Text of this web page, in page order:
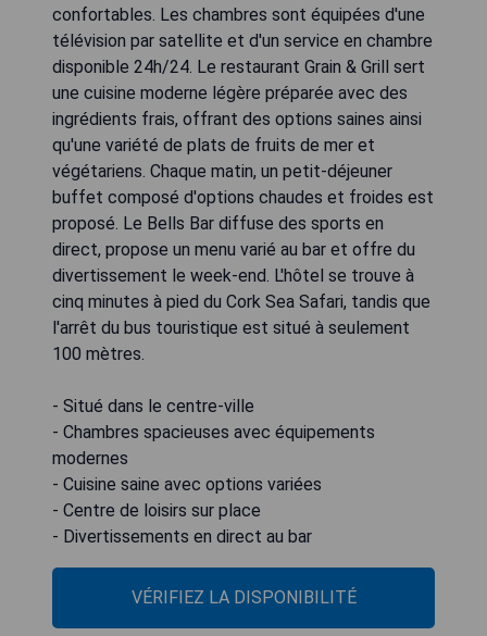
confortables. Les chambres sont équipées d'une
télévision par satellite et d'un service en chambre
disponible 24h/24. Le restaurant Grain & Grill sert
une cuisine moderne légère préparée avec des
ingrédients frais, offrant des options saines ainsi
qu'une variété de plats de fruits de mer et
végétariens. Chaque matin, un petit-déjeuner
buffet composé d'options chaudes et froides est
proposé. Le Bells Bar diffuse des sports en
direct, propose un menu varié au bar et offre du
divertissement le week-end. L'hôtel se trouve à
cinq minutes à pied du Cork Sea Safari, tandis que
l'arrêt du bus touristique est situé à seulement
100 mètres.
- Situé dans le centre-ville
- Chambres spacieuses avec équipements
modernes
- Cuisine saine avec options variées
- Centre de loisirs sur place
- Divertissements en direct au bar
VÉRIFIEZ LA DISPONIBILITÉ